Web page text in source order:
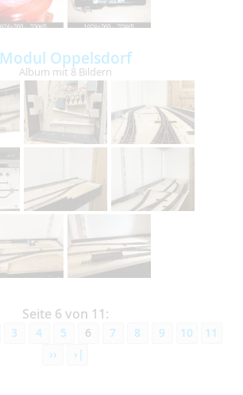
Modul Oppelsdorf
Album mit 8 Bildern
Seite 6 von 11:
3 4 5 6 7 8 9 10
11
››
›|